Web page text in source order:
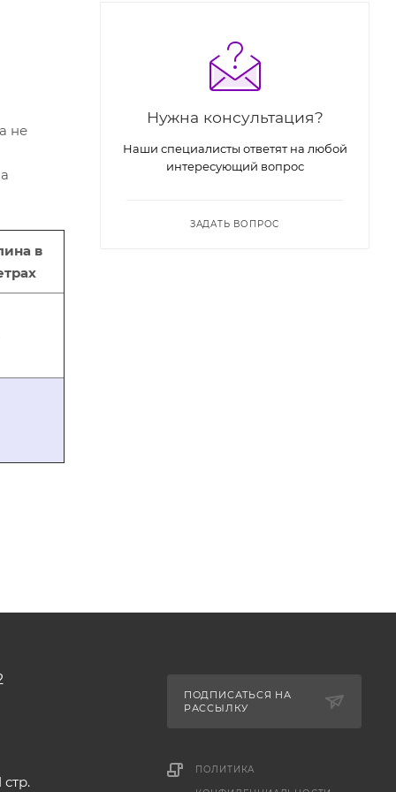
не
в
Нужна консультация?
Наши специалисты ответят на любой
интересующий вопрос
ЗАДАТЬ ВОПРОС
стр.
ПОДПИСАТЬСЯ НА
РАССЫЛКУ
ПОЛИТИКА